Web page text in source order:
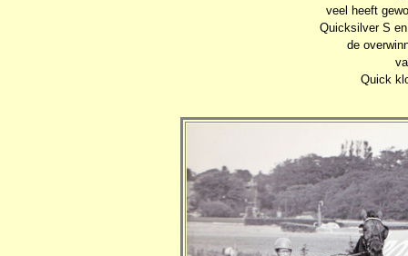
veel heeft
Quicksilver S
de
Quick